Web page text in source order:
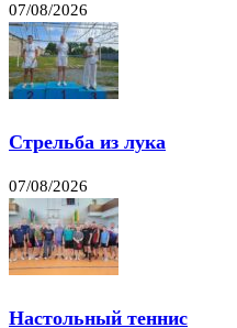
07/08/2026
Стрельба из лука
07/08/2026
Настольный теннис